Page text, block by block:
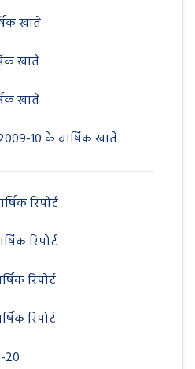
खाते
खाते
खाते
10 के वार्षिक खाते
रिपोर्ट
रिपोर्ट
रिपोर्ट
रिपोर्ट
20